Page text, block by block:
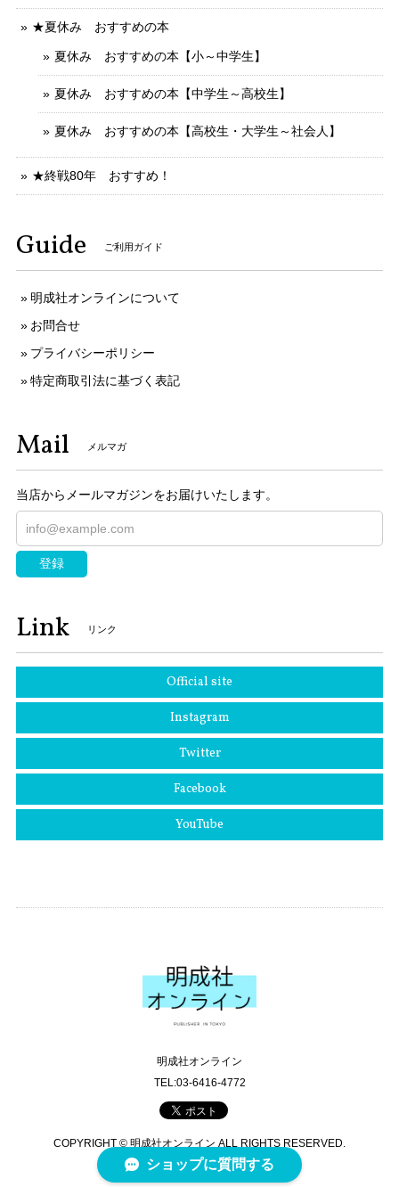
★夏休み おすすめの本
夏休み おすすめの本【小～中学生】
夏休み おすすめの本【中学生～高校生】
夏休み おすすめの本【高校生・大学生～社会人】
★終戦80年 おすすめ！
Guide ご利用ガイド
明成社オンラインについて
お問合せ
プライバシーポリシー
特定商取引法に基づく表記
Mail メルマガ
当店からメールマガジンをお届けいたします。
登録
Link リンク
Official site
Instagram
Twitter
Facebook
YouTube
明成社オンライン
TEL:03-6416-4772
COPYRIGHT © 明成社オンライン ALL RIGHTS RESERVED.
ショップに質問する